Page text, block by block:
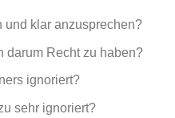
und klar anzusprechen?
darum Recht zu haben?
ignoriert?
sehr ignoriert?